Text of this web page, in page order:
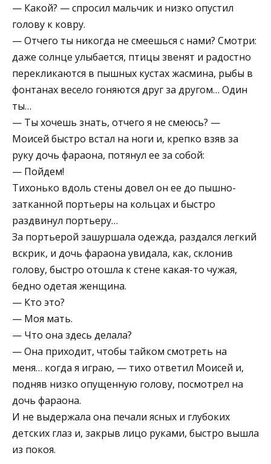
— Какой? — спросил мальчик и низко опустил
голову к ковру.
— Отчего ты никогда не смеешься с нами? Смотри:
даже солнце улыбается, птицы звенят и радостно
перекликаются в пышных кустах жасмина, рыбы в
фонтанах весело гоняются друг за другом… Один
ты…
— Ты хочешь знать, отчего я не смеюсь? —
Моисей быстро встал на ноги и, крепко взяв за
руку дочь фараона, потянул ее за собой:
— Пойдем!
Тихонько вдоль стены довел он ее до пышно-
затканной портьеры на кольцах и быстро
раздвинул портьеру…
За портьерой зашуршала одежда, раздался легкий
вскрик, и дочь фараона увидала, как, склонив
голову, быстро отошла к стене какая-то чужая,
бедно одетая женщина.
— Кто это?
— Моя мать.
— Что она здесь делала?
— Она приходит, чтобы тайком смотреть на
меня… когда я играю, — тихо ответил Моисей и,
подняв низко опущенную голову, посмотрел на
дочь фараона.
И не выдержала она печали ясных и глубоких
детских глаз и, закрыв лицо руками, быстро вышла
из покоя.